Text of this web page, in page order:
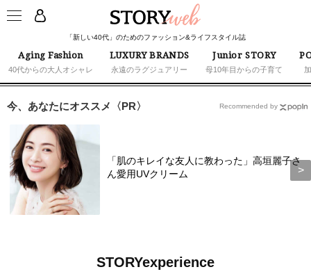
「新しい40代」のためのファッション&ライフスタイル誌
Aging Fashion
40代からの大人オシャレ
LUXURY BRANDS
永遠のラグジュアリー
Junior STORY
母10年目からの子育て
今、あなたにオススメ〈PR〉
「肌のキレイな友人に教わった」高垣麗子さ
ん愛用UVクリーム
Recommended by
STORYexperience